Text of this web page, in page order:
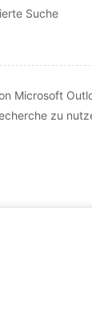
Suche
Microsoft
zu